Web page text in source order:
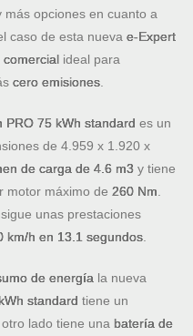
más opciones en cuanto a
caso de esta nueva e-Expert
comercial ideal para
cero emisiones.
PRO 75 kWh standard es un
de 4.959 x 1.920 x
de carga de 4.6 m3 y tiene
motor máximo de 260 Nm.
unas prestaciones
km/h en 13.1 segundos.
de energía la nueva
standard tiene un
lado tiene una batería de